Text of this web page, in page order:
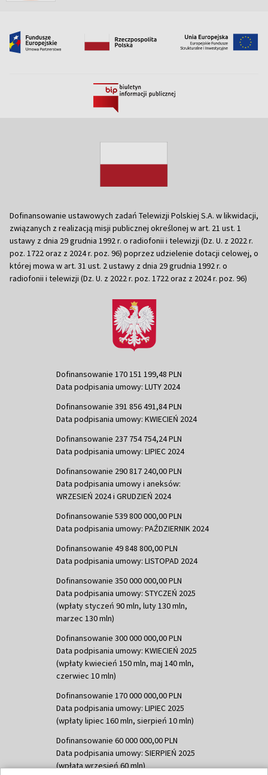
Dofinansowanie ustawowych zadań Telewizji Polskiej S.A. w likwidacji,
związanych z realizacją misji publicznej określonej w art. 21 ust. 1
ustawy z dnia 29 grudnia 1992 r. o radiofonii i telewizji (Dz. U. z 2022 r.
poz. 1722 oraz z 2024 r. poz. 96) poprzez udzielenie dotacji celowej, o
której mowa w art. 31 ust. 2 ustawy z dnia 29 grudnia 1992 r. o
radiofonii i telewizji (Dz. U. z 2022 r. poz. 1722 oraz z 2024 r. poz. 96)
Dofinansowanie 170 151 199,48 PLN
Data podpisania umowy: LUTY 2024
Dofinansowanie 391 856 491,84 PLN
Data podpisania umowy: KWIECIEŃ 2024
Dofinansowanie 237 754 754,24 PLN
Data podpisania umowy: LIPIEC 2024
Dofinansowanie 290 817 240,00 PLN
Data podpisania umowy i aneksów:
WRZESIEŃ 2024 i GRUDZIEŃ 2024
Dofinansowanie 539 800 000,00 PLN
Data podpisania umowy: PAŹDZIERNIK 2024
Dofinansowanie 49 848 800,00 PLN
Data podpisania umowy: LISTOPAD 2024
Dofinansowanie 350 000 000,00 PLN
Data podpisania umowy: STYCZEŃ 2025
(wpłaty styczeń 90 mln, luty 130 mln,
marzec 130 mln)
Dofinansowanie 300 000 000,00 PLN
Data podpisania umowy: KWIECIEŃ 2025
(wpłaty kwiecień 150 mln, maj 140 mln,
czerwiec 10 mln)
Dofinansowanie 170 000 000,00 PLN
Data podpisania umowy: LIPIEC 2025
(wpłaty lipiec 160 mln, sierpień 10 mln)
Dofinansowanie 60 000 000,00 PLN
Data podpisania umowy: SIERPIEŃ 2025
(wpłata wrzesień 60 mln)